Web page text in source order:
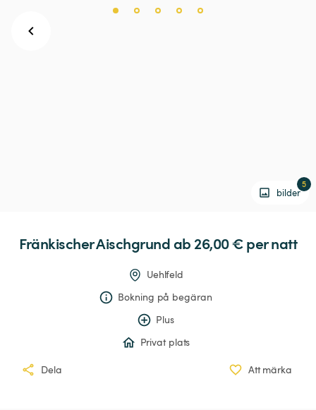
bilder
5
FränkischerAischgrund ab 26,00 € per natt
Uehlfeld
Bokning på begäran
Plus
Privat plats
Dela Att märka